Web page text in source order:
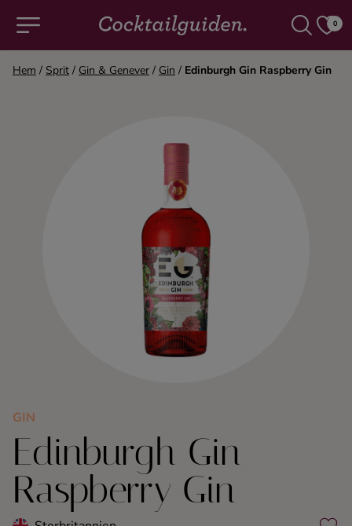
0
Alla cocktails & drinkar
Likör
Rom
Hem / Sprit / Gin & Genever / Gin / Edinburgh Gin Raspberry Gin
GIN
Edinburgh Gin
Raspberry Gin